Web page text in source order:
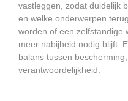
vastleggen, zodat duidelijk
en welke onderwerpen
worden of een zelfstandige
meer nabijheid nodig blijft.
balans tussen
verantwoordelijkheid.